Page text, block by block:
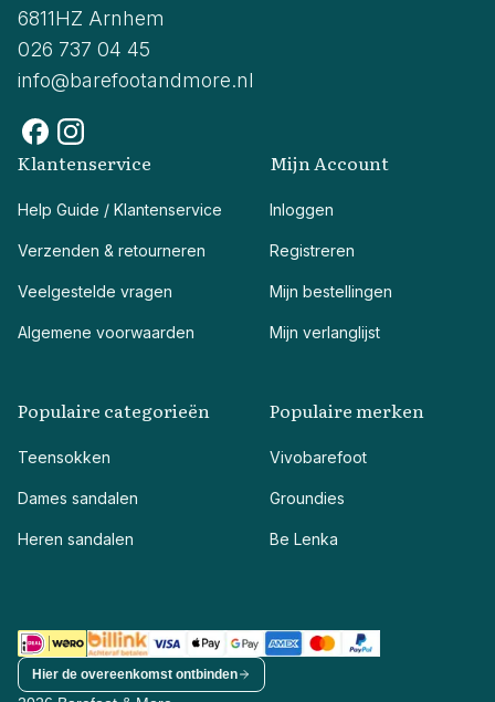
6811HZ Arnhem
026 737 04 45
info@barefootandmore.nl
Klantenservice
Help Guide / Klantenservice
Verzenden & retourneren
Veelgestelde vragen
Algemene voorwaarden
Mijn Account
Inloggen
Registreren
Mijn bestellingen
Mijn verlanglijst
Populaire categorieën
Teensokken
Dames sandalen
Heren sandalen
Populaire merken
Vivobarefoot
Groundies
Be Lenka
Hier de overeenkomst ontbinden